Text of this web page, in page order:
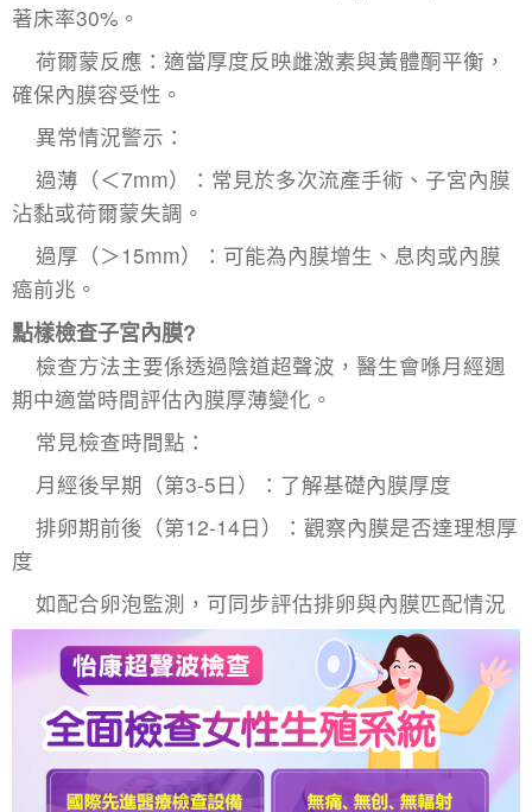
著床率30%。
荷爾蒙反應：適當厚度反映雌激素與黃體酮平衡，
確保內膜容受性。
異常情況警示：
過薄（＜7mm）：常見於多次流產手術、子宮內膜
沾黏或荷爾蒙失調。
過厚（＞15mm）：可能為內膜增生、息肉或內膜
癌前兆。
點樣檢查子宮內膜?
檢查方法主要係透過陰道超聲波，醫生會喺月經週
期中適當時間評估內膜厚薄變化。
常見檢查時間點：
月經後早期（第3-5日）：了解基礎內膜厚度
排卵期前後（第12-14日）：觀察內膜是否達理想厚
度
如配合卵泡監測，可同步評估排卵與內膜匹配情況